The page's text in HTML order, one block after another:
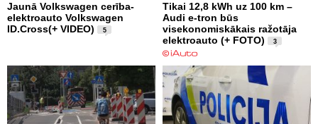
Jaunā Volkswagen cerība-
elektroauto Volkswagen
ID.Cross(+ VIDEO)
5
Tikai 12,8 kWh uz 100 km –
Audi e-tron būs
visekonomiskākais ražotāja
elektroauto (+ FOTO)
3